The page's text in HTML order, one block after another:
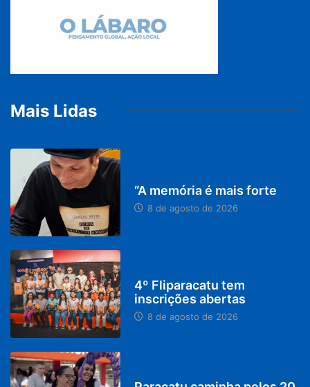
Mais Lidas
“A memória é mais forte
8 de agosto de 2026
4º Fliparacatu tem
inscrições abertas
8 de agosto de 2026